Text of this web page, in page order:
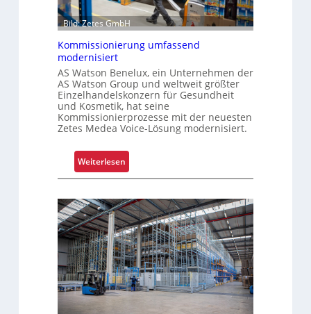
h
r
e
n
i
k
a
f
ü
r
S
c
h
i
c
t
s
t
o
f
f
r
Bild: Zetes GmbH
Kommissionierung umfassend
modernisiert
AS Watson Benelux, ein Unternehmen der
AS Watson Group und weltweit größter
Einzelhandelskonzern für Gesundheit
und Kosmetik, hat seine
Kommissionierprozesse mit der neuesten
Zetes Medea Voice-Lösung modernisiert.
Weiterlesen:
K
m
m
i
s
s
i
o